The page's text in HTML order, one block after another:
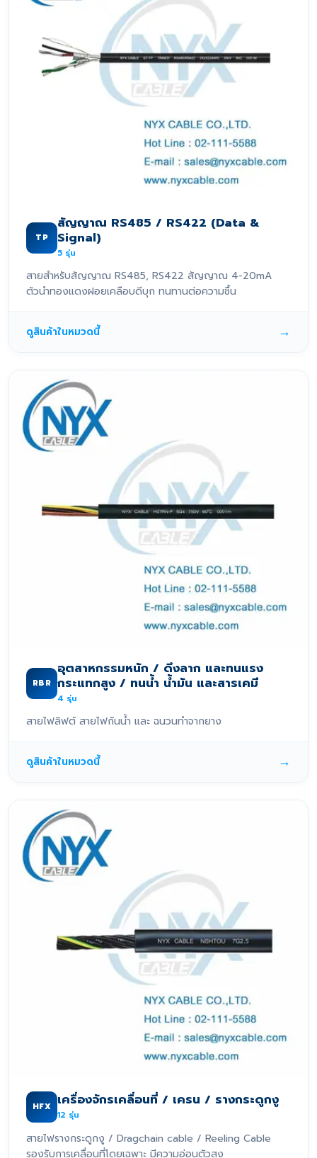
TP
สัญญาณ RS485 / RS422 (Data &
Signal)
5 รุ่น
สายสำหรับสัญญาณ RS485, RS422 สัญญาณ 4-20mA
ตัวนำทองแดงฝอยเคลือบดีบุก ทนทานต่อความชื้น
ดูสินค้าในหมวดนี้ →
RBR
อุตสาหกรรมหนัก / ดึงลาก และทนแรง
กระแทกสูง / ทนน้ำ น้ำมัน และสารเคมี
4 รุ่น
สายไฟลิฟต์ สายไฟกันน้ำ และ ฉนวนทำจากยาง
ดูสินค้าในหมวดนี้ →
HFX เครื่องจักรเคลื่อนที่ / เครน / รางกระดูกงู
12 รุ่น
สายไฟรางกระดูกงู / Dragchain cable / Reeling Cable
รองรับการเคลื่อนที่โดยเฉพาะ มีความอ่อนตัวสูง